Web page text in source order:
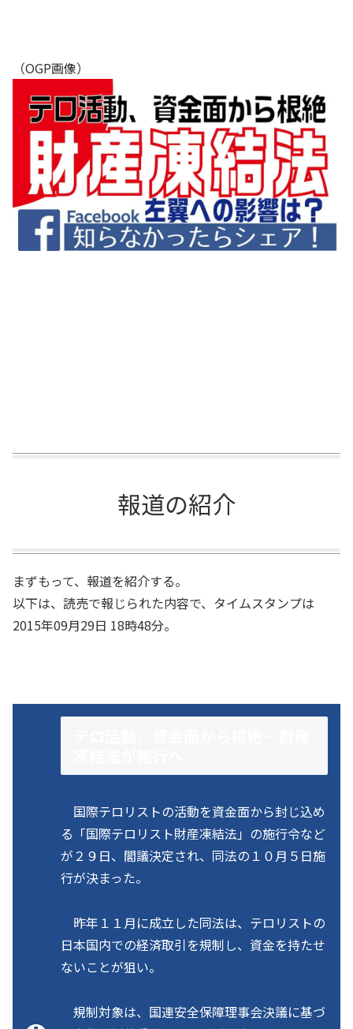
（OGP画像）
報道の紹介
まずもって、報道を紹介する。
以下は、読売で報じられた内容で、タイムスタンプは
2015年09月29日 18時48分。
国際テロリストの活動を資金面から封じ込め
る「国際テロリスト財産凍結法」の施行令など
が２９日、閣議決定され、同法の１０月５日施
行が決まった。
昨年１１月に成立した同法は、テロリストの
日本国内での経済取引を規制し、資金を持たせ
ないことが狙い。
規制対象は、国連安全保障理事会決議に基づ